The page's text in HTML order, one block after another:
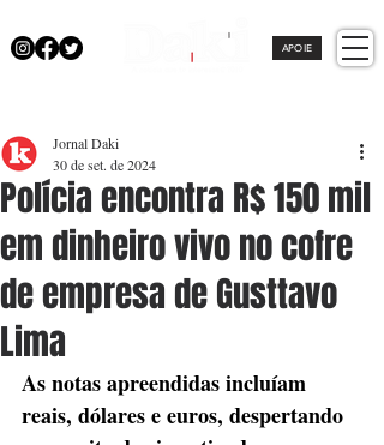
APOIE
Polícia encontra R$ 150 mil
em dinheiro vivo no cofre
de empresa de Gusttavo
Lima
Jornal Daki
30 de set. de 2024
As notas apreendidas incluíam
reais, dólares e euros, despertando